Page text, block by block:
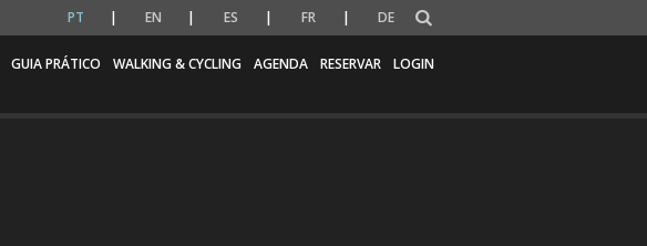
PT EN ES FR DE
GUIA PRÁTICO WALKING & CYCLING AGENDA RESERVAR LOGIN